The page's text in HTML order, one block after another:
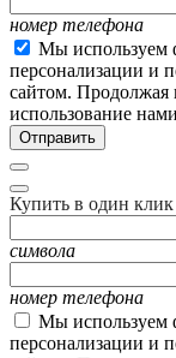
номер телефона
Мы используем
персонализации и
сайтом. Продолжая
использование
Купить в один клик
символа
номер телефона
Мы используем
персонализации и